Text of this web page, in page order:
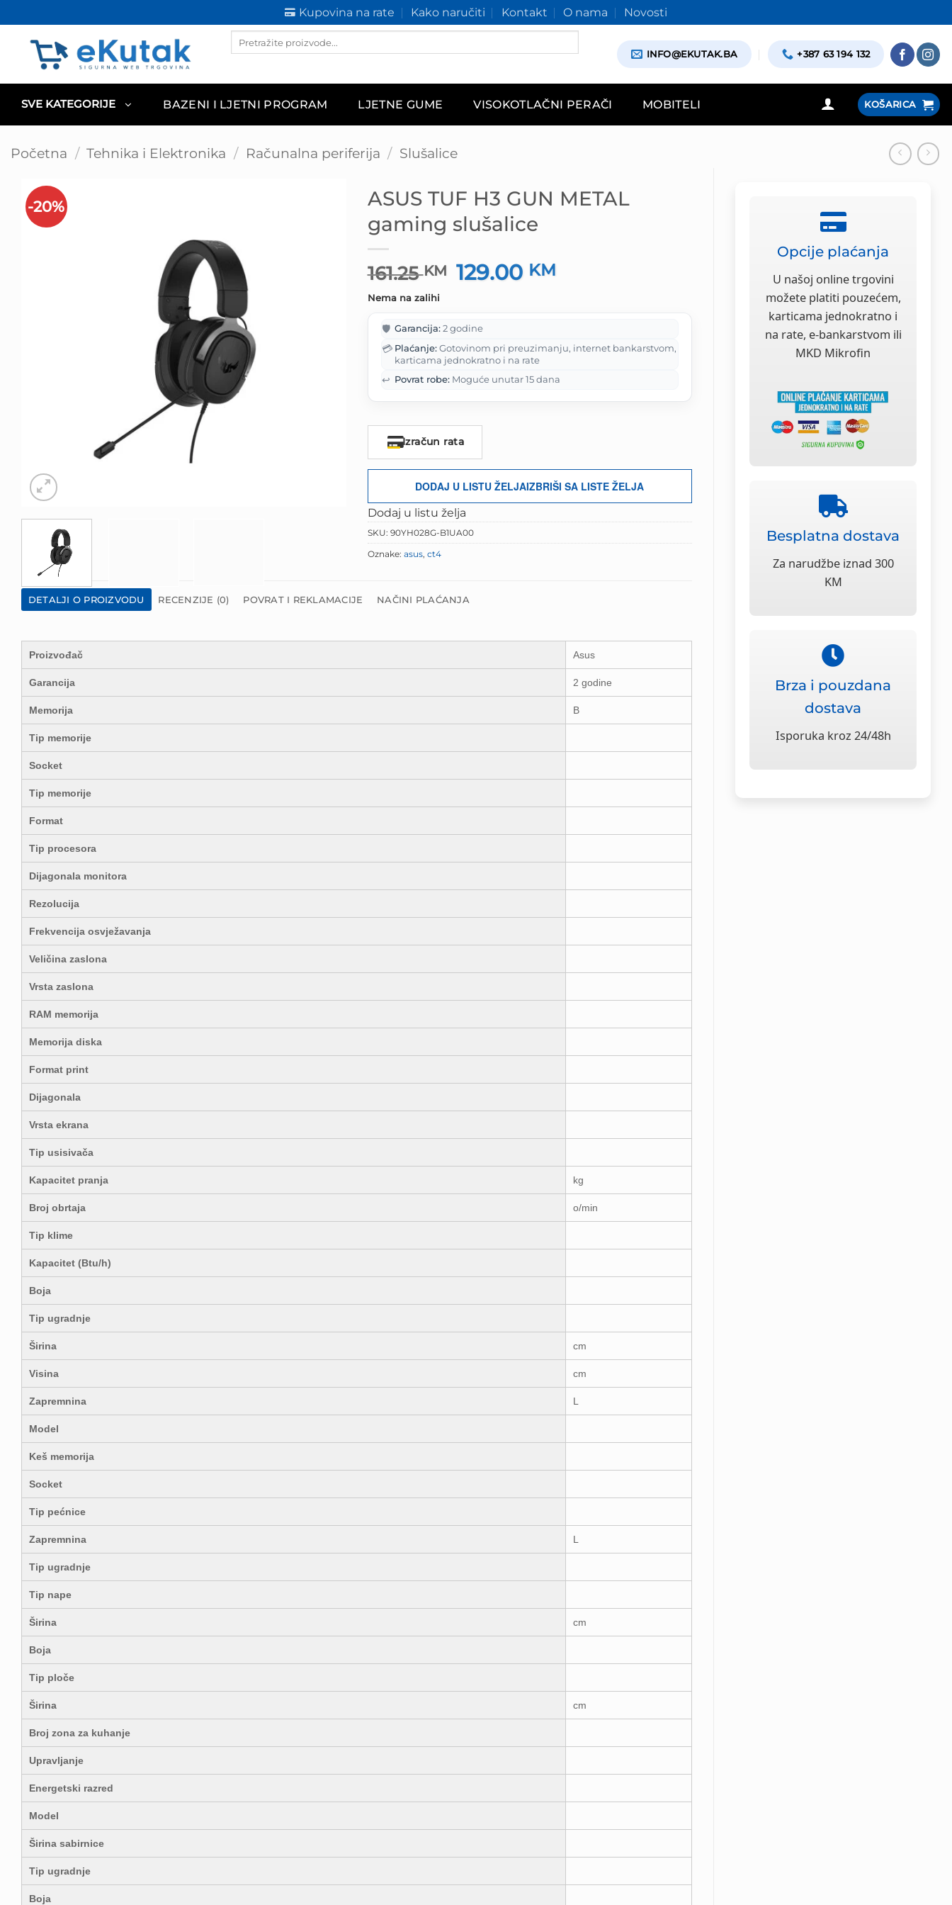
to
content
Kupovina na rate Kako naručiti Kontakt O nama Novosti
Products
INFO@EKUTAK.BA +387 63 194 132
SVE KATEGORIJE BAZENI I LJETNI PROGRAM LJETNE GUME VISOKOTLAČNI PERAČI MOBITELI KOŠARICA
Početna / Tehnika i Elektronika / Računalna periferija / Slušalice
Opcije plaćanja
U našoj online trgovini
možete platiti pouzećem,
karticama jednokratno i
na rate, e-bankarstvom ili
MKD Mikrofin
Besplatna dostava
Za narudžbe iznad 300
KM
Brza i pouzdana
dostava
Isporuka kroz 24/48h
-20%
ASUS TUF H3 GUN METAL
gaming slušalice
161.25KM Izvorna
cijena
je:
161.25 KM.
129.00 KM
Nema na zalihi
🛡️ Garancija:2 godine
💳 Plaćanje:Gotovinom pri preuzimanju, internet bankarstvom,
karticama jednokratno i na rate
↩️ Povrat robe:Moguće unutar 15 dana
Izračun rata
DODAJ U LISTU ŽELJAIZBRIŠI SA LISTE ŽELJA
Dodaj u listu želja
SKU: 90YH028G-B1UA00
Oznake: asus, ct4
DETALJI O PROIZVODU RECENZIJE (0) POVRAT I REKLAMACIJE NAČINI PLAĆANJA
Proizvođač Asus
Garancija 2 godine
Memorija B
Tip memorije
Socket
Tip memorije
Format
Tip procesora
Dijagonala monitora
Rezolucija
Frekvencija osvježavanja
Veličina zaslona
Vrsta zaslona
RAM memorija
Memorija diska
Format print
Dijagonala
Vrsta ekrana
Tip usisivača
Kapacitet pranja kg
Broj obrtaja o/min
Tip klime
Kapacitet (Btu/h)
Boja
Tip ugradnje
Širina cm
Visina cm
Zapremnina L
Model
Keš memorija
Socket
Tip pećnice
Zapremnina L
Tip ugradnje
Tip nape
Širina cm
Boja
Tip ploče
Širina cm
Broj zona za kuhanje
Upravljanje
Energetski razred
Model
Širina sabirnice
Tip ugradnje
Boja